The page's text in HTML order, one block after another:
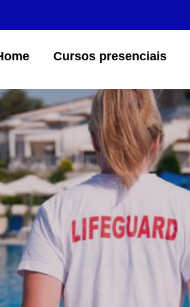
Cursos presenciais